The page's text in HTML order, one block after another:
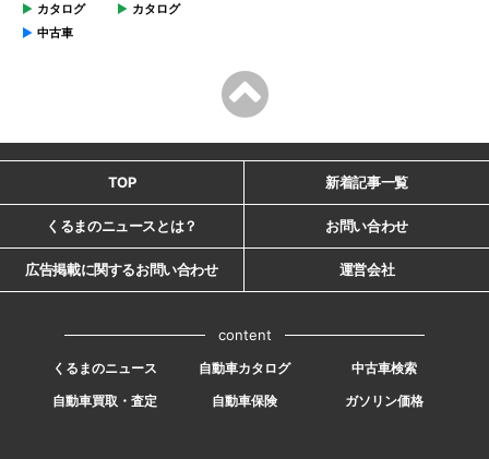
カタログ
中古車
カタログ
TOP 新着記事一覧
くるまのニュースとは？ お問い合わせ
広告掲載に関するお問い合わせ 運営会社
content
くるまのニュース 自動車カタログ
中古車検索
自動車買取・査定
自動車保険 ガソリン価格